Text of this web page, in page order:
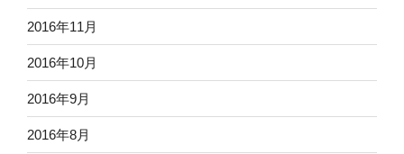
2016年11月
2016年10月
2016年9月
2016年8月